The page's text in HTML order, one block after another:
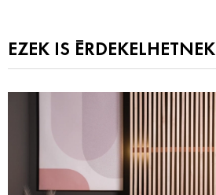
EZEK IS ÉRDEKELHETNEK